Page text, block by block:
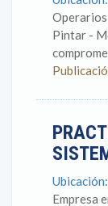
Pintar -
Empresa